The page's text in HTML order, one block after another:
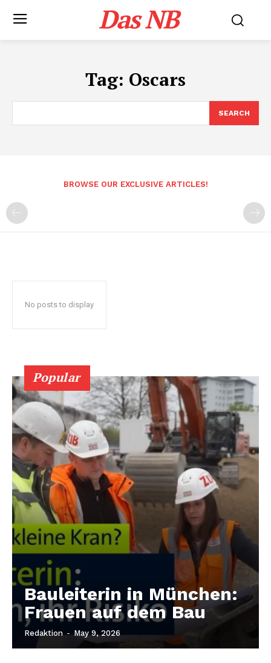
Das NB
Tag: Oscars
SEARCH
BROWSE OUR EXCLUSIVE ARTICLES!
No posts to display
Popular
Bauleiterin in München:
Frauen auf dem Bau
Redaktion - May 9, 2026